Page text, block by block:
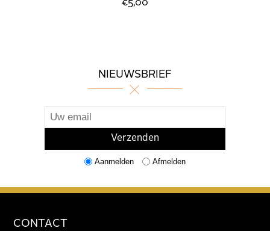
€5,00
NIEUWSBRIEF
Aanmelden Afmelden
CONTACT